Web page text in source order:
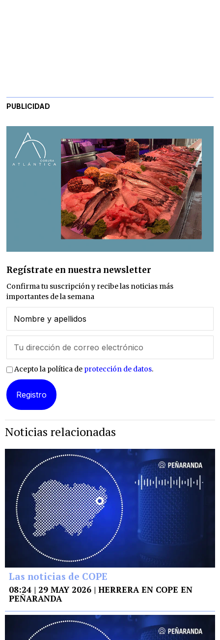
PUBLICIDAD
Regístrate en nuestra newsletter
Confirma tu suscripción y recibe las noticias más
importantes de la semana
Acepto la política de protección de datos.
Noticias relacionadas
Las noticias de COPE
08:24 | 29 MAY 2026 | HERRERA EN COPE EN
PEÑARANDA